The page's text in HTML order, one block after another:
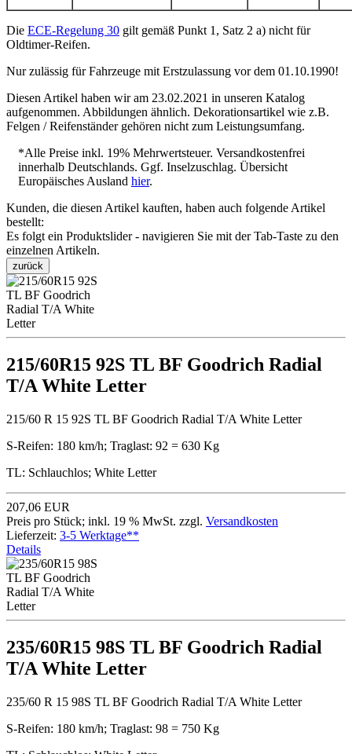
Die ECE-Regelung 30 gilt gemäß Punkt 1, Satz 2 a) nicht für
Oldtimer-Reifen.
Nur zulässig für Fahrzeuge mit Erstzulassung vor dem 01.10.1990!
Diesen Artikel haben wir am 23.02.2021 in unseren Katalog
aufgenommen. Abbildungen ähnlich. Dekorationsartikel wie z.B.
Felgen / Reifenständer gehören nicht zum Leistungsumfang.
*Alle Preise inkl. 19% Mehrwertsteuer. Versandkostenfrei
innerhalb Deutschlands. Ggf. Inselzuschlag. Übersicht
Europäisches Ausland hier.
Kunden, die diesen Artikel kauften, haben auch folgende Artikel
bestellt:
Es folgt ein Produktslider - navigieren Sie mit der Tab-Taste zu den
einzelnen Artikeln.
zurück
215/60R15 92S TL BF Goodrich Radial
T/A White Letter
215/60 R 15 92S TL BF Goodrich Radial T/A White Letter
S-Reifen: 180 km/h; Traglast: 92 = 630 Kg
TL: Schlauchlos; White Letter
207,06 EUR
Preis pro Stück; inkl. 19 % MwSt. zzgl. Versandkosten
Lieferzeit: 3-5 Werktage**
Details
235/60R15 98S TL BF Goodrich Radial
T/A White Letter
235/60 R 15 98S TL BF Goodrich Radial T/A White Letter
S-Reifen: 180 km/h; Traglast: 98 = 750 Kg